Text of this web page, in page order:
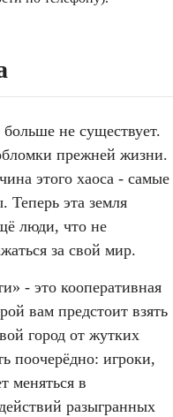
не существует.
прежней жизни.
этого хаоса - самые
эта земля
люди, что не
за свой мир.
- это кооперативная
вам предстоит взять
город от жутких
поочерёдно: игроки,
меняться в
разыгранных